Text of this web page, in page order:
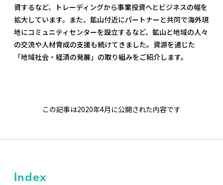
資するなど、トレーディングから事業投資へとビジネスの幅を
拡大しています。また、鉱山付近にパートナーと共同で海外現
地にコミュニティセンターを設立するなど、鉱山と地域の人々
の交流や人材育成の支援も続けてきました。資源を通じた
「地域社会・経済の発展」の取り組みをご紹介します。
この記事は2020年4月に公開された内容です
Index